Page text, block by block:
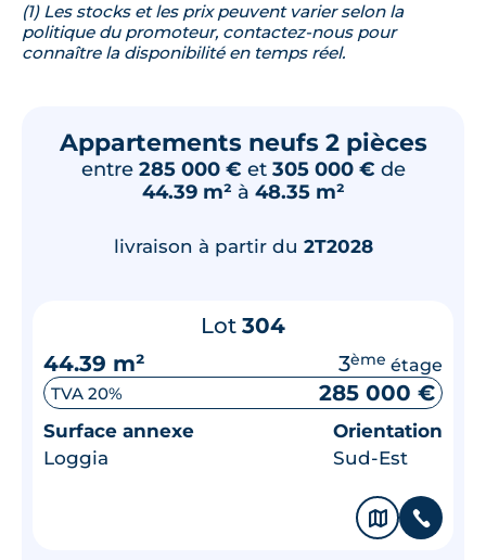
(1) Les stocks et les prix peuvent varier selon la
politique du promoteur, contactez-nous pour
connaître la disponibilité en temps réel.
Appartements neufs 2 pièces
entre 285 000 € et 305 000 € de
44.39 m² à 48.35 m²
livraison à partir du 2T2028
Lot 304
44.39 m²
3ème étage
TVA 20% 285 000 €
Surface annexe
Loggia
Orientation
Sud-Est
🗞 📞